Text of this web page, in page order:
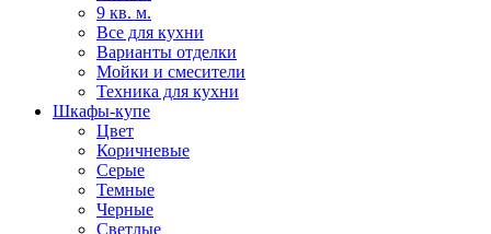
9 кв. м.
Все для кухни
Варианты отделки
Мойки и смесители
Техника для кухни
Шкафы-купе
Цвет
Коричневые
Серые
Темные
Черные
Светлые